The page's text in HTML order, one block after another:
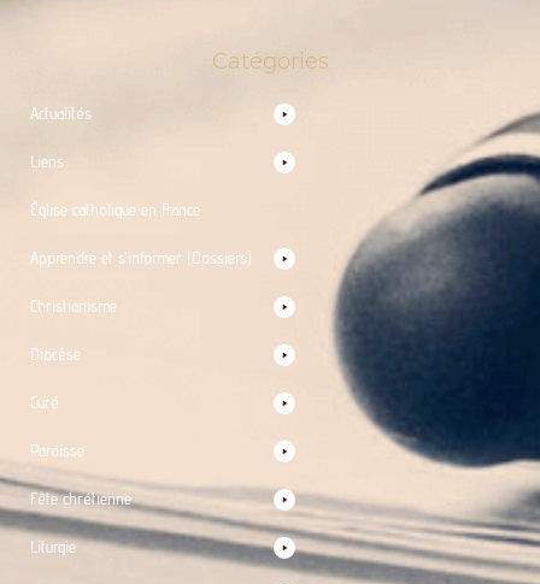
Catégories
Actualités
Liens
Église catholique en France
Apprendre et s’informer (Dossiers)
Christianisme
Diocèse
Curé
Paroisse
Fête chrétienne
Liturgie